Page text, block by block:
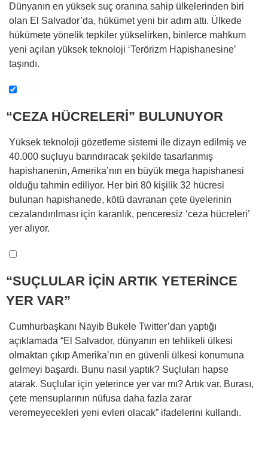
Dünyanın en yüksek suç oranına sahip ülkelerinden biri
olan El Salvador’da, hükümet yeni bir adım attı. Ülkede
hükümete yönelik tepkiler yükselirken, binlerce mahkum
yeni açılan yüksek teknoloji ‘Terörizm Hapishanesine’
taşındı.
“CEZA HÜCRELERİ” BULUNUYOR
Yüksek teknoloji gözetleme sistemi ile dizayn edilmiş ve
40.000 suçluyu barındıracak şekilde tasarlanmış
hapishanenin, Amerika’nın en büyük mega hapishanesi
olduğu tahmin ediliyor. Her biri 80 kişilik 32 hücresi
bulunan hapishanede, kötü davranan çete üyelerinin
cezalandırılması için karanlık, penceresiz ‘ceza hücreleri’
yer alıyor.
“SUÇLULAR İÇİN ARTIK YETERİNCE
YER VAR”
Cumhurbaşkanı Nayib Bukele Twitter’dan yaptığı
açıklamada “El Salvador, dünyanın en tehlikeli ülkesi
olmaktan çıkıp Amerika’nın en güvenli ülkesi konumuna
gelmeyi başardı. Bunu nasıl yaptık? Suçluları hapse
atarak. Suçlular için yeterince yer var mı? Artık var. Burası,
çete mensuplarının nüfusa daha fazla zarar
veremeyecekleri yeni evleri olacak” ifadelerini kullandı.